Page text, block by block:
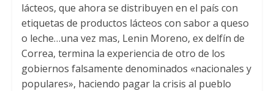
lácteos, que ahora se distribuyen en el país con
etiquetas de productos lácteos con sabor a queso
o leche…una vez mas, Lenin Moreno, ex delfín de
Correa, termina la experiencia de otro de los
gobiernos falsamente denominados «nacionales y
populares», haciendo pagar la crisis al pueblo